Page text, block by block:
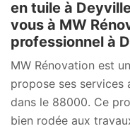
en tuile à
vous à MW
professionnel à
MW Rénovation est
propose ses services
dans le 88000. Ce
bien rodée aux